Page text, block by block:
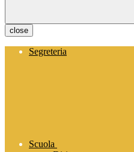
close
Segreteria
Scuola